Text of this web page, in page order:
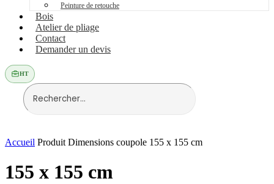
Peinture de retouche
Bois
Atelier de pliage
Contact
Demander un devis
HT
Accueil Produit Dimensions coupole 155 x 155 cm
155 x 155 cm